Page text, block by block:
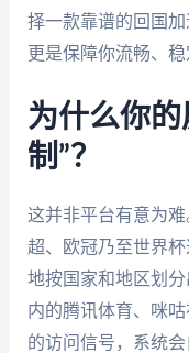
择一款靠谱的回国加
更是保障你流畅、
为什么你
制”？
这并非平台有意为
超、欧冠乃至世界
地按国家和地区划
内的腾讯体育、咪
的访问信号，系统